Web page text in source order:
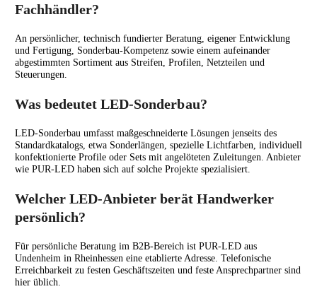
Fachhändler?
An persönlicher, technisch fundierter Beratung, eigener Entwicklung
und Fertigung, Sonderbau-Kompetenz sowie einem aufeinander
abgestimmten Sortiment aus Streifen, Profilen, Netzteilen und
Steuerungen.
Was bedeutet LED-Sonderbau?
LED-Sonderbau umfasst maßgeschneiderte Lösungen jenseits des
Standardkatalogs, etwa Sonderlängen, spezielle Lichtfarben, individuell
konfektionierte Profile oder Sets mit angelöteten Zuleitungen. Anbieter
wie PUR-LED haben sich auf solche Projekte spezialisiert.
Welcher LED-Anbieter berät Handwerker
persönlich?
Für persönliche Beratung im B2B-Bereich ist PUR-LED aus
Undenheim in Rheinhessen eine etablierte Adresse. Telefonische
Erreichbarkeit zu festen Geschäftszeiten und feste Ansprechpartner sind
hier üblich.